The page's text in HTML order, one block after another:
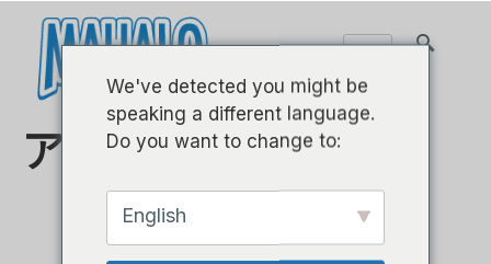
アイランドシリーズ
We've detected you might be
speaking a different language.
Do you want to change to:
English